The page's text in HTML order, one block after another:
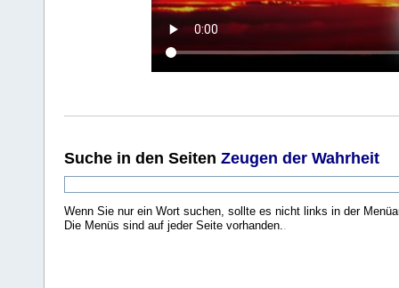
Suche in den Seiten Zeugen der Wahrheit
Wenn Sie nur ein Wort suchen, sollte es nicht links in der
Die Menüs sind auf jeder Seite vorhanden..